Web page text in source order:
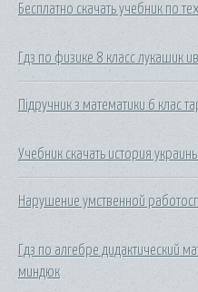
Бесплатно скачать учебник по
Гдз по физике 8 класс лукашик
Підручник з математики 6 клас
Учебник скачать история
Нарушение умственной
Гдз по алгебре дидактический
миндюк